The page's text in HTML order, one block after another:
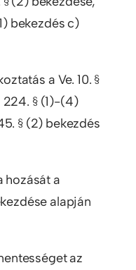
bekezdés c)
a Ve. 10. §
224. § (1)-(4)
§ (2) bekezdés
hozását a
alapján
az